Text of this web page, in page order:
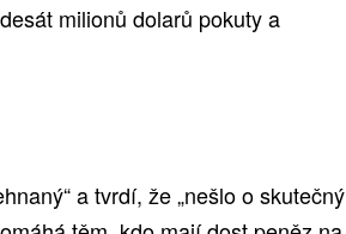
milionů dolarů pokuty a
a tvrdí, že „nešlo o skutečný